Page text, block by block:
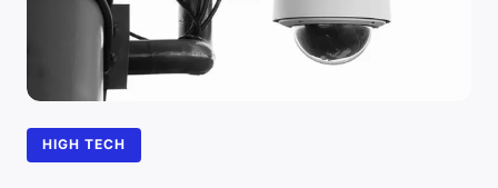
HIGH TECH